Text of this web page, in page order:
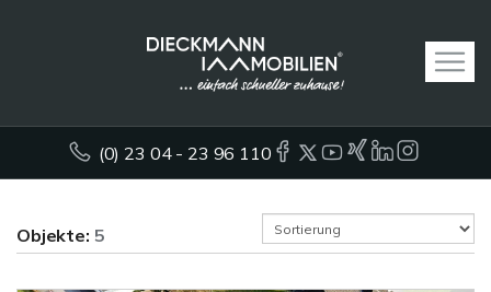
(0) 23 04 - 23 96 110
Objekte: 5